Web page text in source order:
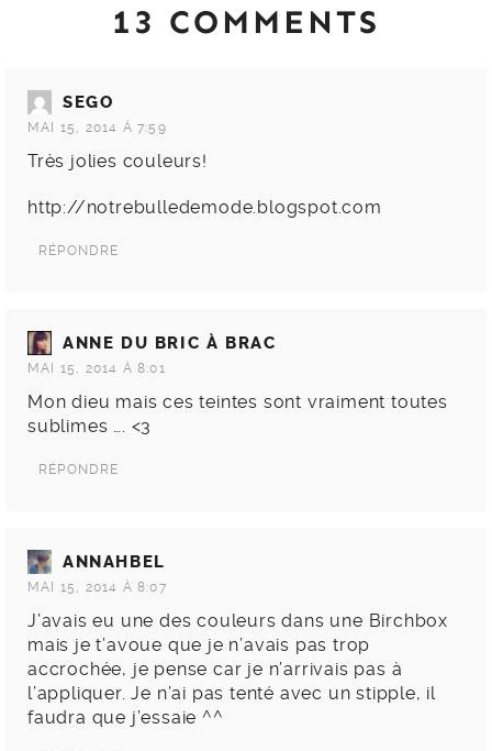
13 COMMENTS
SEGO
MAI 15, 2014 À 7:59
Très jolies couleurs!
http://notrebulledemode.blogspot.com
RÉPONDRE
ANNE DU BRIC À BRAC
MAI 15, 2014 À 8:01
Mon dieu mais ces teintes sont vraiment toutes
sublimes …. <3
RÉPONDRE
ANNAHBEL
MAI 15, 2014 À 8:07
J’avais eu une des couleurs dans une Birchbox
mais je t’avoue que je n’avais pas trop
accrochée, je pense car je n’arrivais pas à
l’appliquer. Je n’ai pas tenté avec un stipple, il
faudra que j’essaie ^^